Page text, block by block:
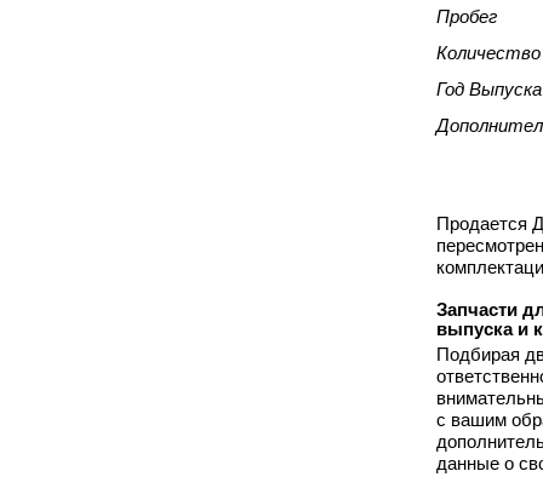
Пробег
Количество
Год Выпуска
Продается
Запчасти
выпуска и
Подбирая
с вашим
данные о